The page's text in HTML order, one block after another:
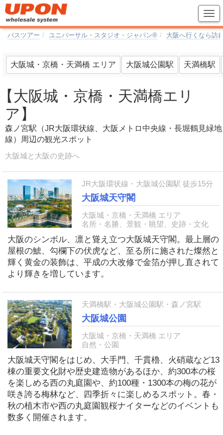
バスツアー ユニバーサル・スタジオ・ジャパン® 大阪へ行くなら訪
大阪城・京橋・天満橋 エリア 大阪城公園駅 天満橋駅
大阪城・京橋・天満橋エリ
ア】
森ノ宮駅（JR大阪環状線、大阪メトロ中央線・長堀鶴見緑地
線）周辺の観光スポット
大阪城と大阪の史跡へ
JR大阪環状線・大阪城公園駅 徒歩15分
大阪城天守閣
大阪城・京橋・天満橋 エリア
名所・名勝、景観・眺望、史跡・文化
大阪のシンボル、凛と聳え立つ大阪城天守閣。最上層の
屋根の鯱、勾欄下の伏虎など、至る所に施された燦然と
輝く黄金の装飾は、平成の大改修で金箔が押し直されて
より輝きを増しています。
天満橋駅・大阪城公園駅・森ノ宮駅
大阪城公園
大阪城・京橋・天満橋 エリア
自然・公園
大阪城天守閣をはじめ、大手門、千貫櫓、火硝蔵など13
棟の重要文化財や歴史建造物があるほか、約300本の桜
を楽しめる西の丸庭園や、約100種・1300本の梅の花が
咲き誇る梅林など、四季折々に楽しめるスポット。春・
秋の植木市や西の丸庭園観桜ナイターなどのイベントも
数多く開催されます。